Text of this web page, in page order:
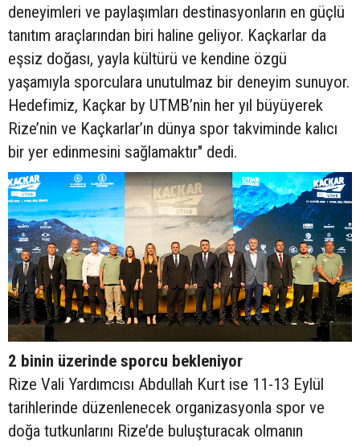
deneyimleri ve paylaşımları destinasyonların en güçlü
tanıtım araçlarından biri haline geliyor. Kaçkarlar da
eşsiz doğası, yayla kültürü ve kendine özgü
yaşamıyla sporculara unutulmaz bir deneyim sunuyor.
Hedefimiz, Kaçkar by UTMB’nin her yıl büyüyerek
Rize’nin ve Kaçkarlar’ın dünya spor takviminde kalıcı
bir yer edinmesini sağlamaktır" dedi.
2 binin üzerinde sporcu bekleniyor
Rize Vali Yardımcısı Abdullah Kurt ise 11-13 Eylül
tarihlerinde düzenlenecek organizasyonla spor ve
doğa tutkunlarını Rize’de buluşturacak olmanın